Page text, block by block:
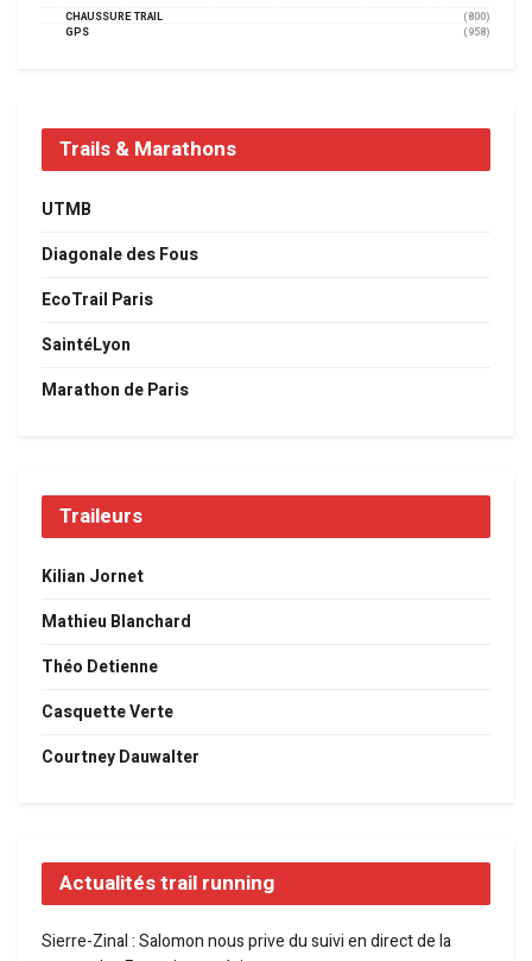
CHAUSSURE TRAIL
(800)
GPS
(958)
Trails & Marathons
UTMB
Diagonale des Fous
EcoTrail Paris
SaintéLyon
Marathon de Paris
Traileurs
Kilian Jornet
Mathieu Blanchard
Théo Detienne
Casquette Verte
Courtney Dauwalter
Actualités trail running
Sierre-Zinal : Salomon nous prive du suivi en direct de la